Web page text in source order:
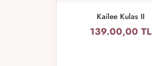
Kailee Kulas II
139.00,00 TL